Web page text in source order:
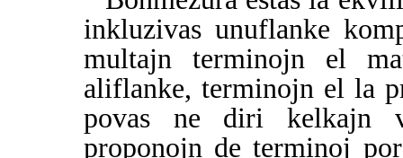
inkluzivas unuflanke
multajn terminojn el
aliflanke, terminojn el la
povas ne diri kelkajn
proponojn de terminoj